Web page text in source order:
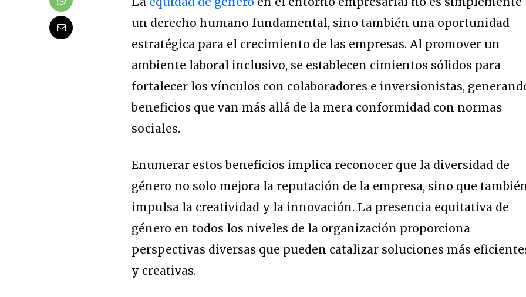
un derecho humano fundamental, sino también una oportunidad
estratégica para el crecimiento de las empresas. Al promover un
ambiente laboral inclusivo, se establecen cimientos sólidos para
fortalecer los vínculos con colaboradores e inversionistas,
beneficios que van más allá de la mera conformidad con normas
sociales.
Enumerar estos beneficios implica reconocer que la diversidad de
género no solo mejora la reputación de la empresa, sino que
impulsa la creatividad y la innovación. La presencia equitativa de
género en todos los niveles de la organización proporciona
perspectivas diversas que pueden catalizar soluciones más
y creativas.